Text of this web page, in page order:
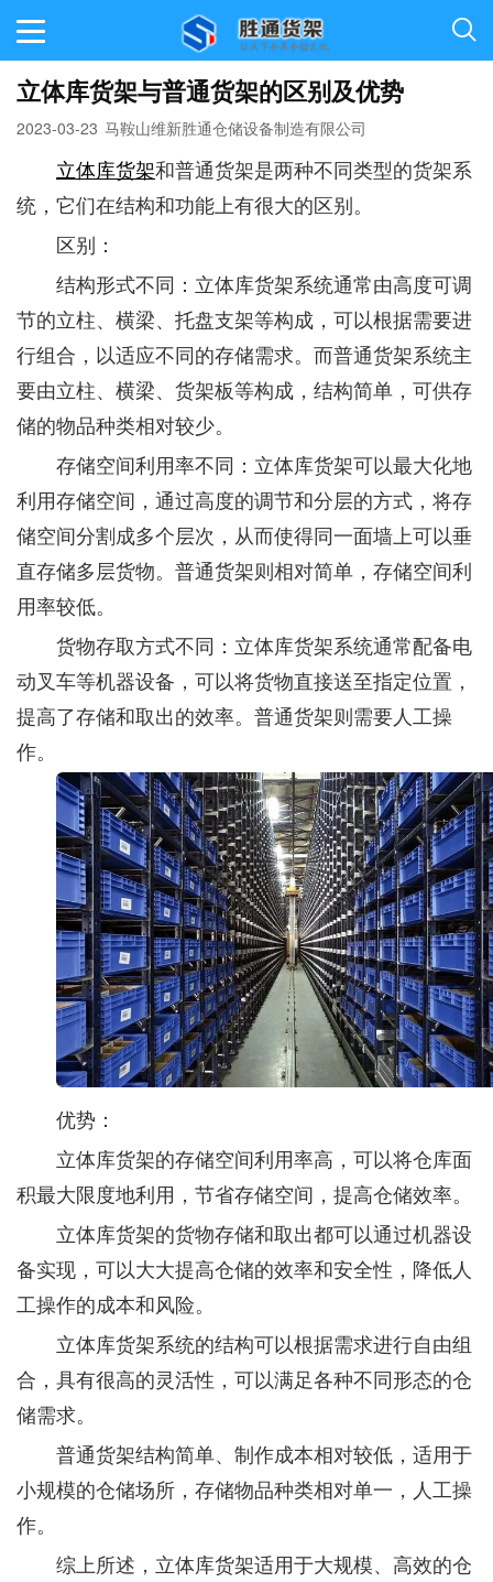
立体库货架与普通货架的区别及优势
2023-03-23 马鞍山维新胜通仓储设备制造有限公司
立体库货架和普通货架是两种不同类型的货架系
统，它们在结构和功能上有很大的区别。
区别：
结构形式不同：立体库货架系统通常由高度可调
节的立柱、横梁、托盘支架等构成，可以根据需要进
行组合，以适应不同的存储需求。而普通货架系统主
要由立柱、横梁、货架板等构成，结构简单，可供存
储的物品种类相对较少。
存储空间利用率不同：立体库货架可以最大化地
利用存储空间，通过高度的调节和分层的方式，将存
储空间分割成多个层次，从而使得同一面墙上可以垂
直存储多层货物。普通货架则相对简单，存储空间利
用率较低。
货物存取方式不同：立体库货架系统通常配备电
动叉车等机器设备，可以将货物直接送至指定位置，
提高了存储和取出的效率。普通货架则需要人工操
作。
优势：
立体库货架的存储空间利用率高，可以将仓库面
积最大限度地利用，节省存储空间，提高仓储效率。
立体库货架的货物存储和取出都可以通过机器设
备实现，可以大大提高仓储的效率和安全性，降低人
工操作的成本和风险。
立体库货架系统的结构可以根据需求进行自由组
合，具有很高的灵活性，可以满足各种不同形态的仓
储需求。
普通货架结构简单、制作成本相对较低，适用于
小规模的仓储场所，存储物品种类相对单一，人工操
作。
综上所述，立体库货架适用于大规模、高效的仓